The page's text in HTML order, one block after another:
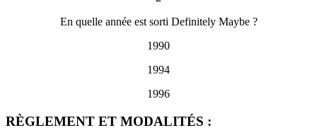
En quelle année est sorti Definitely Maybe ?
1990
1994
1996
RÈGLEMENT ET MODALITÉS :